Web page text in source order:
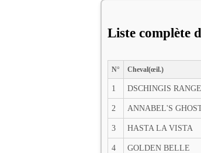
Liste complète
N° Cheval(œil.)
1 DSCHINGIS
2 ANNABEL'S
3 HASTA LA VISTA
4 GOLDEN BELLE